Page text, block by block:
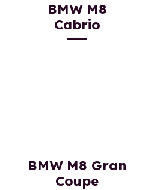
BMW M8
Cabrio
BMW M8 Gran
Coupe